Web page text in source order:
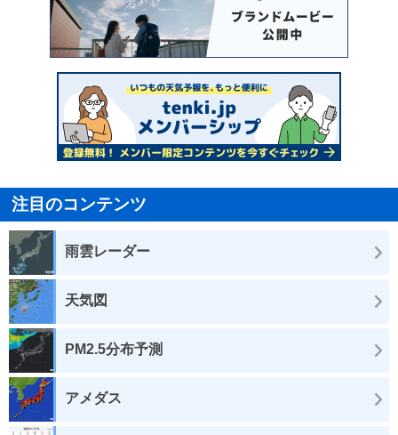
注目のコンテンツ
雨雲レーダー
天気図
PM2.5分布予測
アメダス